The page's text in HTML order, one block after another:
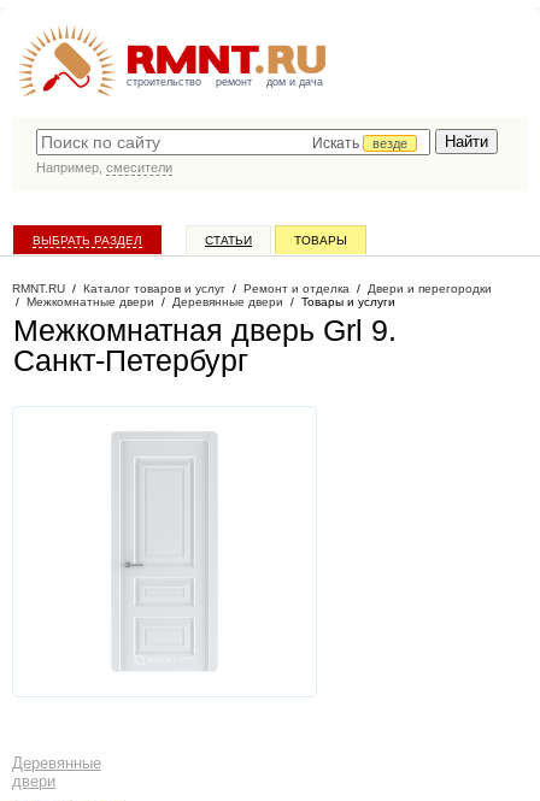
строительство ремонт дом и дача
Искать
везде
Например, смесители
ВЫБРАТЬ РАЗДЕЛ СТАТЬИ ТОВАРЫ
RMNT.RU / Каталог товаров и услуг / Ремонт и отделка / Двери и перегородки
/ Межкомнатные двери / Деревянные двери / Товары и услуги
Межкомнатная дверь Grl 9.
Санкт-Петербург
Деревянные
двери